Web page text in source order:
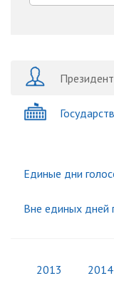
Единые дни
Вне единых дней
2013 2014